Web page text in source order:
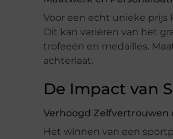
Voor een echt unieke
Dit kan variëren van het
trofeeën en medailles.
achterlaat.
De Impact van
Verhoogd Zelfvertrouwen
Het winnen van een